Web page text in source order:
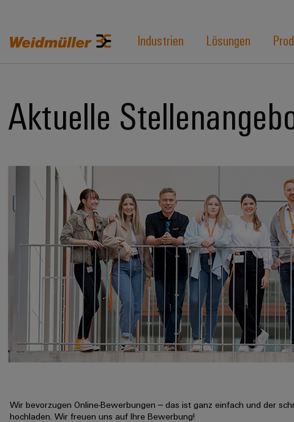
Industrien Lösungen
Aktuelle
Wir bevorzugen Online-Bewerbungen – das ist ganz einfach und der
hochladen. Wir freuen uns auf Ihre Bewerbung!